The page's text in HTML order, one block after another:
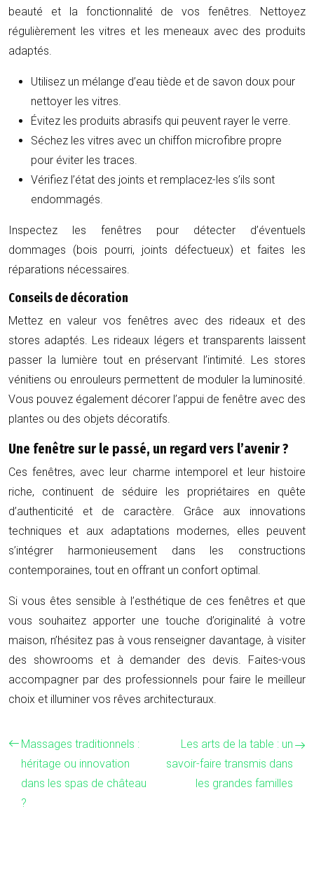
beauté et la fonctionnalité de vos fenêtres. Nettoyez
régulièrement les vitres et les meneaux avec des produits
adaptés.
Utilisez un mélange d’eau tiède et de savon doux pour
nettoyer les vitres.
Évitez les produits abrasifs qui peuvent rayer le verre.
Séchez les vitres avec un chiffon microfibre propre
pour éviter les traces.
Vérifiez l’état des joints et remplacez-les s’ils sont
endommagés.
Inspectez les fenêtres pour détecter d’éventuels
dommages (bois pourri, joints défectueux) et faites les
réparations nécessaires.
Conseils de décoration
Mettez en valeur vos fenêtres avec des rideaux et des
stores adaptés. Les rideaux légers et transparents laissent
passer la lumière tout en préservant l’intimité. Les stores
vénitiens ou enrouleurs permettent de moduler la luminosité.
Vous pouvez également décorer l’appui de fenêtre avec des
plantes ou des objets décoratifs.
Une fenêtre sur le passé, un regard vers l’avenir ?
Ces fenêtres, avec leur charme intemporel et leur histoire
riche, continuent de séduire les propriétaires en quête
d’authenticité et de caractère. Grâce aux innovations
techniques et aux adaptations modernes, elles peuvent
s’intégrer harmonieusement dans les constructions
contemporaines, tout en offrant un confort optimal.
Si vous êtes sensible à l’esthétique de ces fenêtres et que
vous souhaitez apporter une touche d’originalité à votre
maison, n’hésitez pas à vous renseigner davantage, à visiter
des showrooms et à demander des devis. Faites-vous
accompagner par des professionnels pour faire le meilleur
choix et illuminer vos rêves architecturaux.
Massages traditionnels :
héritage ou innovation
dans les spas de château
?
Les arts de la table : un
savoir-faire transmis dans
les grandes familles